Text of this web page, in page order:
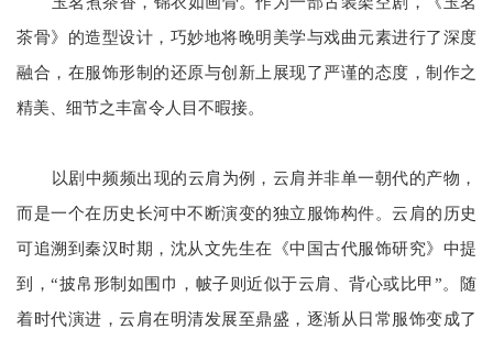
茶骨》的造型设计，巧妙地将晚明美学与戏曲元素进行了深度
融合，在服饰形制的还原与创新上展现了严谨的态度，制作之
精美、细节之丰富令人目不暇接。
以剧中频频出现的云肩为例，云肩并非单一朝代的产物，
而是一个在历史长河中不断演变的独立服饰构件。云肩的历史
可追溯到秦汉时期，沈从文先生在《中国古代服饰研究》中提
到，“披帛形制如围巾，帔子则近似于云肩、背心或比甲”。随
着时代演进，云肩在明清发展至鼎盛，逐渐从日常服饰变成了